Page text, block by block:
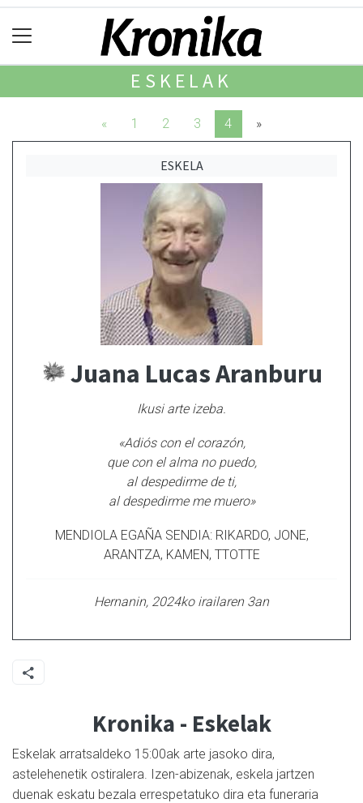
ESKELAK
« 1 2 3 4 »
ESKELA
Juana Lucas Aranburu
Ikusi arte izeba.
«Adiós con el corazón,
que con el alma no puedo,
al despedirme de ti,
al despedirme me muero»
MENDIOLA EGAÑA SENDIA: RIKARDO, JONE,
ARANTZA, KAMEN, TTOTTE
Hernanin, 2024ko irailaren 3an
Kronika - Eskelak
Eskelak arratsaldeko 15:00ak arte jasoko dira,
astelehenetik ostiralera. Izen-abizenak, eskela jartzen
duenak eskatu bezala errespetatuko dira eta funeraria